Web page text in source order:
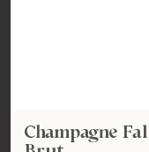
Champagne